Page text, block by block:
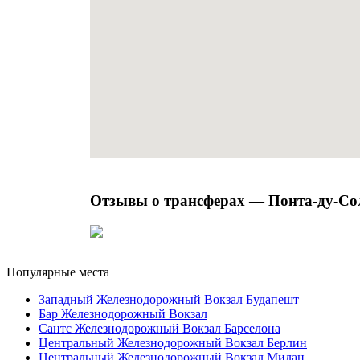
Отзывы о трансферах — Понта-ду-
Популярные места
Западный Железнодорожный Вокзал Будапешт
Бар Железнодорожный Вокзал
Сантс Железнодорожный Вокзал Барселона
Центральный Железнодорожный Вокзал Берлин
Центральный Железнодорожный Вокзал Милан